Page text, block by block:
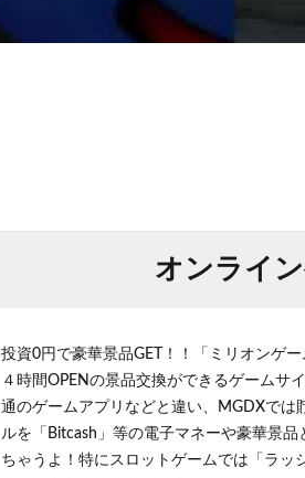
オンライ
投資0円で豪華景品GET！！「ミリオンゲー
４時間OPENの景品交換ができるゲームサ
通のゲームアプリなどと違い、MGDXでは
ルを「Bitcash」等の電子マネーや豪華景品
ちゃうよ！特にスロットゲームでは「ラッ